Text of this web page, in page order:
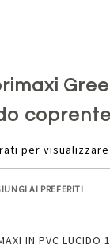
per
AI PREFERITI
IN PVC LUCIDO